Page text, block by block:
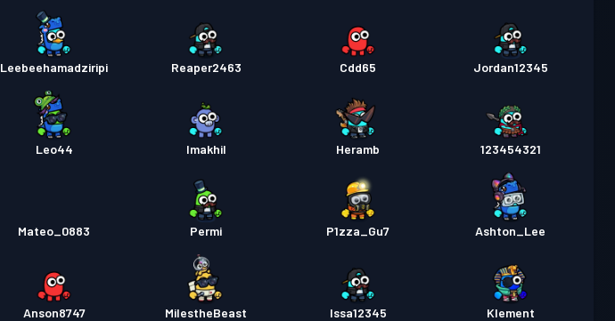
Leebeehamadziripi Reaper2463 Cdd65 Jordan12345
Leo44 Imakhil Heramb 123454321
Mateo_0883 Permi P1zza_Gu7 Ashton_Lee
Anson8747 MilestheBeast Issa12345 Klement